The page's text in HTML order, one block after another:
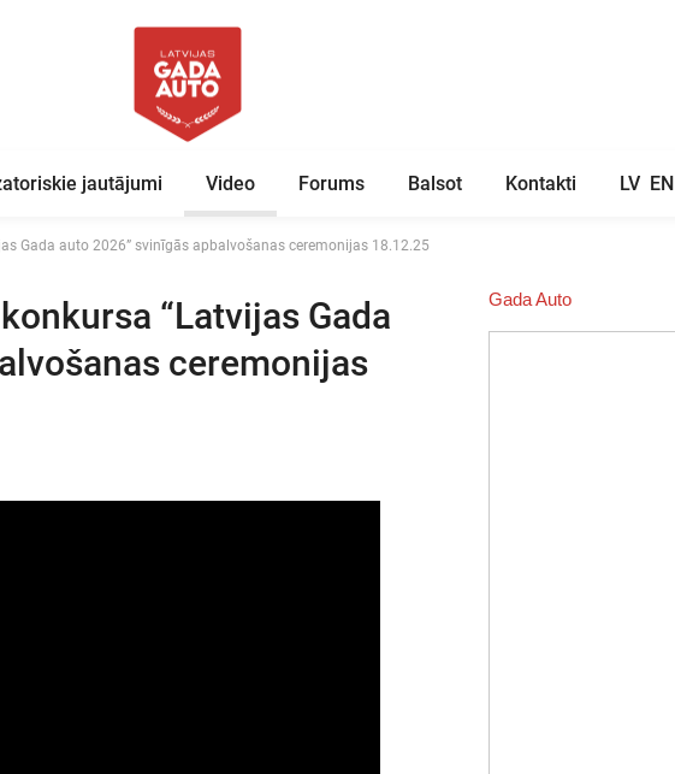
jautājumi Video Forums Balsot Kontakti LV EN
Gada auto 2026” svinīgās apbalvošanas ceremonijas 18.12.25
“Latvijas Gada
ceremonijas
Gada Auto